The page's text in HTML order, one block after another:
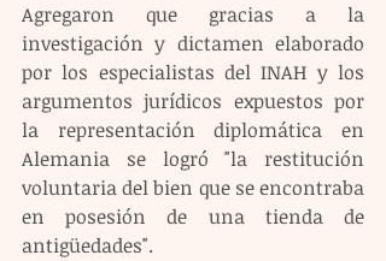
Agregaron que gracias a la
investigación y dictamen elaborado
por los especialistas del INAH y los
argumentos jurídicos expuestos por
la representación diplomática en
Alemania se logró "la restitución
voluntaria del bien que se encontraba
en posesión de una tienda de
antigüedades".